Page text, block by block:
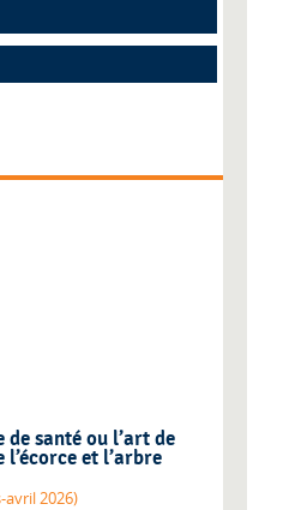
santé ou l’art de
et l’arbre
avril 2026)